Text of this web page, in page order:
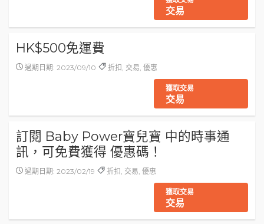
交易
HK$500免運費
過期日期: 2023/09/10 折扣, 交易, 優惠
獲取交易
交易
訂閱 Baby Power寶兒寶 中的時事通
訊，可免費獲得 優惠碼！
過期日期: 2023/02/19 折扣, 交易, 優惠
獲取交易
交易